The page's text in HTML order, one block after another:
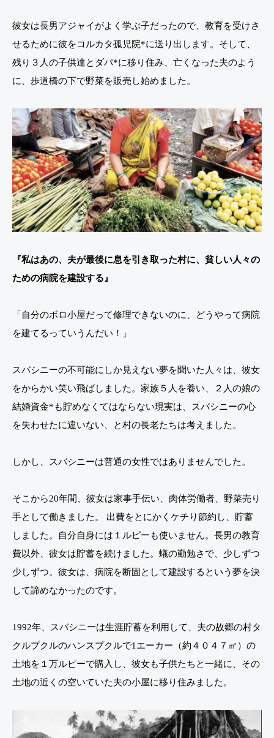
彼女は長男アジャイがよく学ぶ子だったので、教育を受けさ
せるために彼をコルカタ孤児院*に送り出します。そして、
残り３人の子供達とダパ*に移り住み、亡くなった夫のよう
に、歩道橋の下で野菜を販売し始めました。
『私はあの、夫が最後に息を引き取った村に、貧しい人々の
ための病院を建設する』
「自分のボロ小屋だって修理できないのに、どうやって病院
を建てるっていうんだい！」
スバシニーの不可能にしか見えない夢を聞いた人々は、彼女
をからかい笑い飛ばしました。家族５人を養い、２人の娘の
結婚資金*も貯めなくてはならない現実は、スバシニーの心
を失わせたに違いない、と村の長老たちは考えました。
しかし、スバシニーは普通の女性ではありませんでした。
そこから20年間、彼女は家事手伝い、肉体労働者、野菜売り
手として働きました。 出費をとにかくケチり節約し、貯蓄
しました。自分自身には１ルピーも使いません。長男の教育
費以外、彼女は貯蓄を続けました。蟻の勤勉さで、少しずつ
少しずつ。彼女は、病院を断固として建設するという夢を決
して諦めなかったのです。
1992年、スバシニーは生涯貯蓄を利用して、夫の故郷の村タ
クルプクルのハンスプクルで1エーカー（約４０４７㎡）の
土地を１万ルピーで購入し、彼女も子供たちと一緒に、その
土地の近くの空いていた夫の小屋に移り住みました。